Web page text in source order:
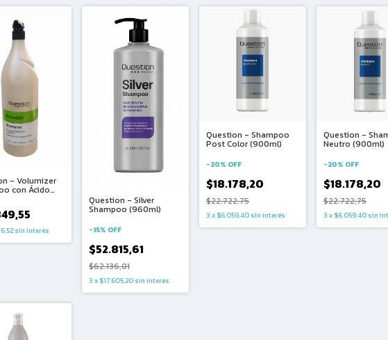
- Volumizer
con Ácido
sin interés
Question - Silver
Shampoo (960ml)
-15% OFF
$52.815,61
$62.136,01
3 x $17.605,20 sin interés
Question - Shampoo
Post Color (900ml)
-20% OFF
$18.178,20
$22.722,75
3 x $6.059,40 sin interés
Question -
Neutro (900ml)
-20% OFF
$18.178,20
$22.722,75
3 x $6.059,40 sin